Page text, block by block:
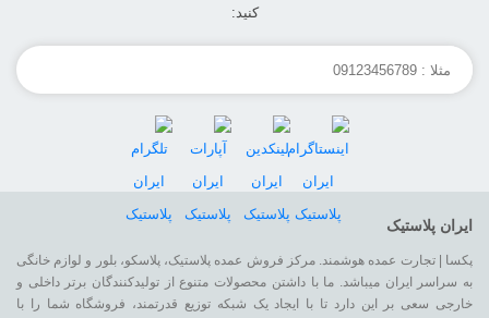
کنید:
ایران پلاستیک
پکسا | تجارت عمده هوشمند. مرکز فروش عمده پلاستیک، پلاسکو، بلور و لوازم خانگی
به سراسر ایران میباشد. ما با داشتن محصولات متنوع از تولیدکنندگان برتر داخلی و
خارجی سعی بر این دارد تا با ایجاد یک شبکه توزیع قدرتمند، فروشگاه شما را با